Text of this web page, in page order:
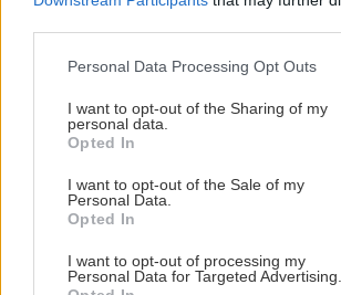
Please note that this website/app uses one
not limited to your visit or usage behaviour.
grant or deny consent to Google and its
use your data for below specified purposes
consent section.
Personal Data Processing Opt Outs
I want to opt-out of the Sharing of my
personal data.
Opted In
I want to opt-out of the Sale of my
Personal Data.
Opted In
I want to opt-out of processing my
Personal Data for Targeted Advertising.
Trvalky, ktoré znesú sucho a teplo?
vysaďte na miesta, na ktoré slnko
deň